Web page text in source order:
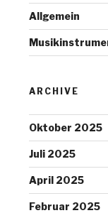
Allgemein
ARCHIVE
Oktober 2025
Juli 2025
April 2025
Februar 2025